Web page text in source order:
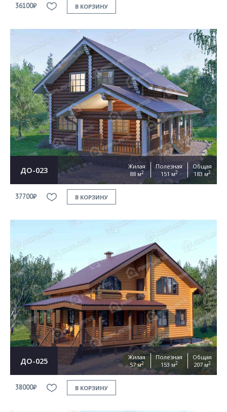
36100₽ В КОРЗИНУ
ДО-023
Жилая
88 м2
Полезная
151 м2
Общая
183 м2
37700₽ В КОРЗИНУ
ДО-025
Жилая
57 м2
Полезная
153 м2
Общая
207 м2
38000₽ В КОРЗИНУ